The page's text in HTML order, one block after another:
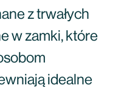
z trwałych
w zamki, które
idealne